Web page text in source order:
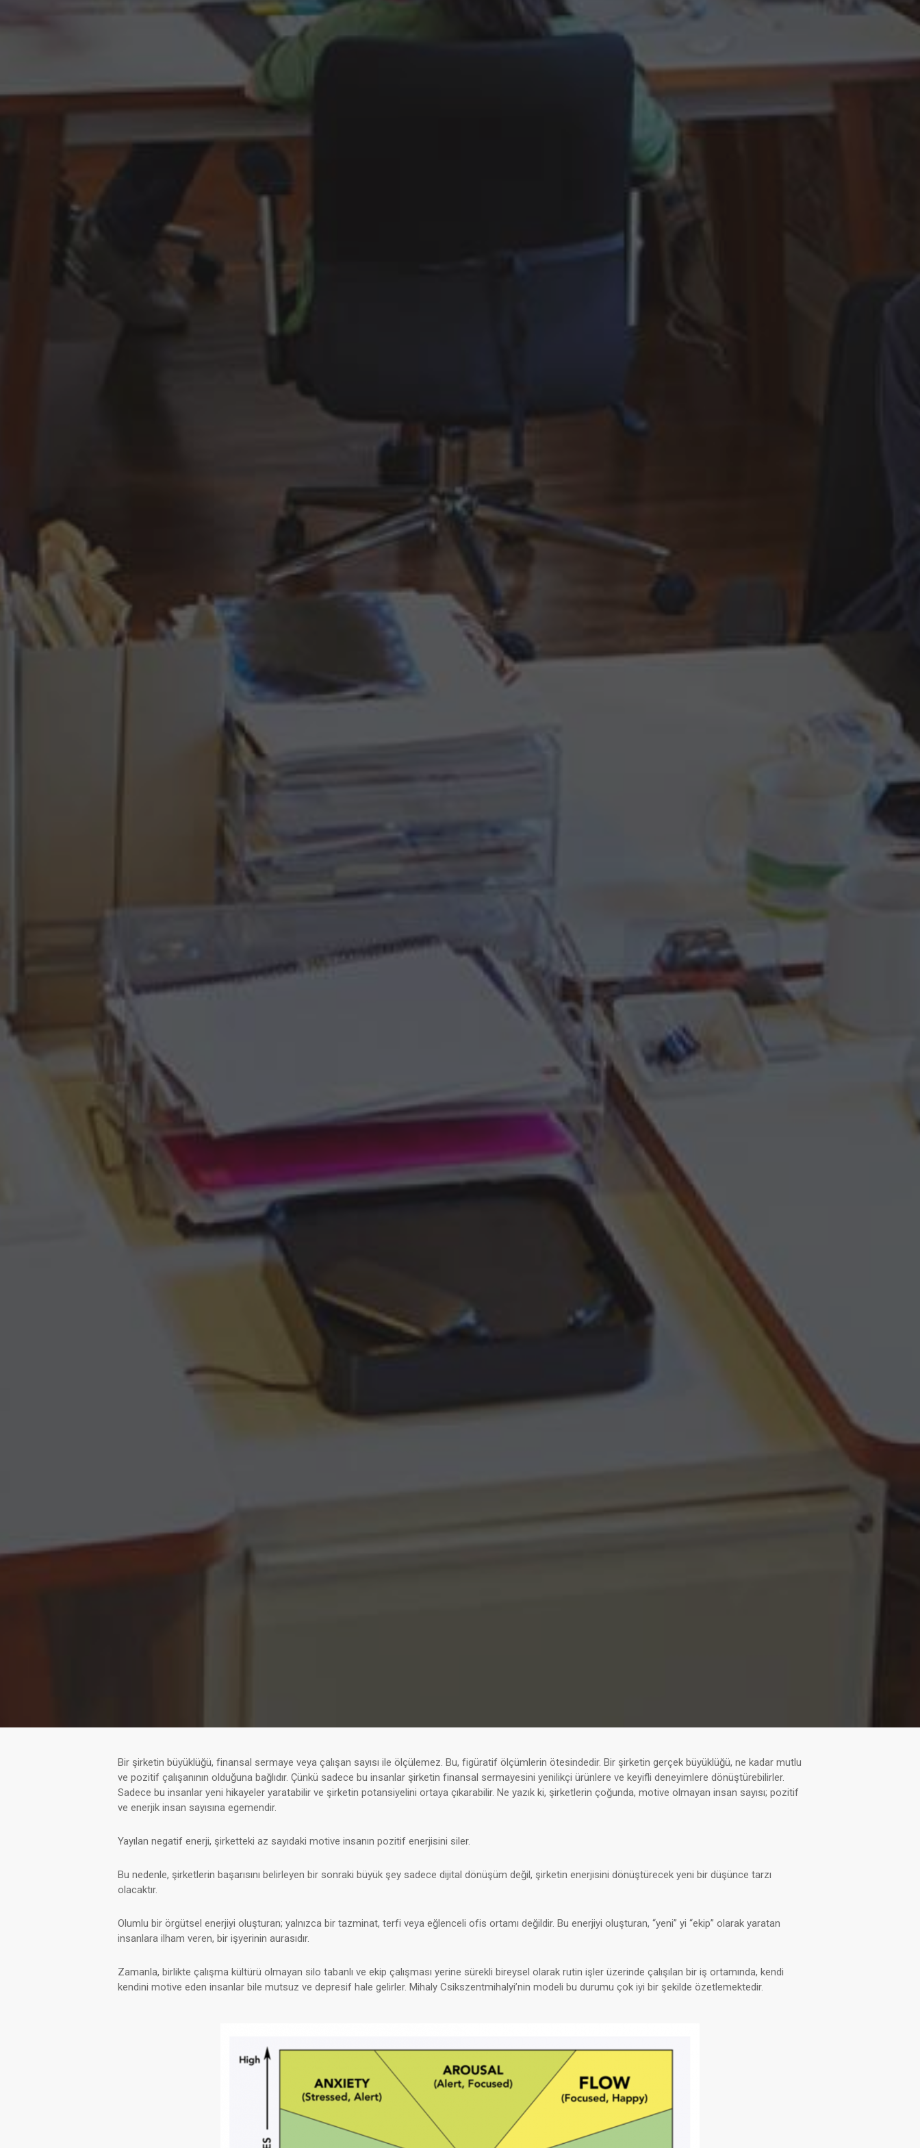
BA-Works
Bir şirketin büyüklüğü, finansal sermaye veya çalışan sayısı ile ölçülemez. Bu, figüratif ölçümlerin ötesindedir. Bir şirketin gerçek büyüklüğü, ne kadar mutlu
ve pozitif çalışanının olduğuna bağlıdır. Çünkü sadece bu insanlar şirketin finansal sermayesini yenilikçi ürünlere ve keyifli deneyimlere dönüştürebilirler.
Sadece bu insanlar yeni hikayeler yaratabilir ve şirketin potansiyelini ortaya çıkarabilir. Ne yazık ki, şirketlerin çoğunda, motive olmayan insan sayısı; pozitif
ve enerjik insan sayısına egemendir.
Yayılan negatif enerji, şirketteki az sayıdaki motive insanın pozitif enerjisini siler.
Bu nedenle, şirketlerin başarısını belirleyen bir sonraki büyük şey sadece dijital dönüşüm değil, şirketin enerjisini dönüştürecek yeni bir düşünce tarzı
olacaktır.
Olumlu bir örgütsel enerjiyi oluşturan; yalnızca bir tazminat, terfi veya eğlenceli ofis ortamı değildir. Bu enerjiyi oluşturan, “yeni” yi “ekip” olarak yaratan
insanlara ilham veren, bir işyerinin aurasıdır.
Zamanla, birlikte çalışma kültürü olmayan silo tabanlı ve ekip çalışması yerine sürekli bireysel olarak rutin işler üzerinde çalışılan bir iş ortamında, kendi
kendini motive eden insanlar bile mutsuz ve depresif hale gelirler. Mihaly Csikszentmihalyi’nin modeli bu durumu çok iyi bir şekilde özetlemektedir.